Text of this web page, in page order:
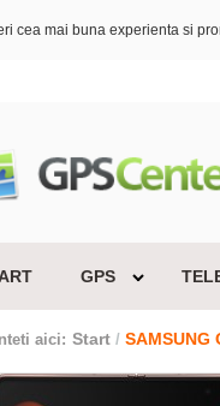
cea mai buna experienta si
GPS
aici: Start / SAMSUNG